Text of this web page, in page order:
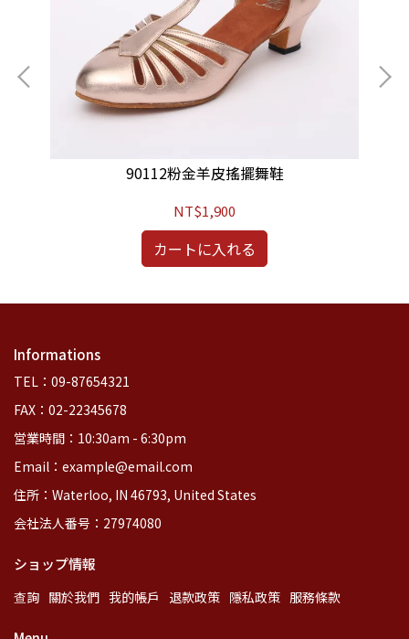
90112粉金羊皮搖擺舞鞋
NT$1,900
カートに入れる
Informations
TEL：09-87654321
FAX：02-22345678
営業時間：10:30am - 6:30pm
Email：example@email.com
住所：Waterloo, IN 46793, United States
会社法人番号：27974080
ショップ情報
查詢 關於我們 我的帳戶 退款政策 隱私政策 服務條款